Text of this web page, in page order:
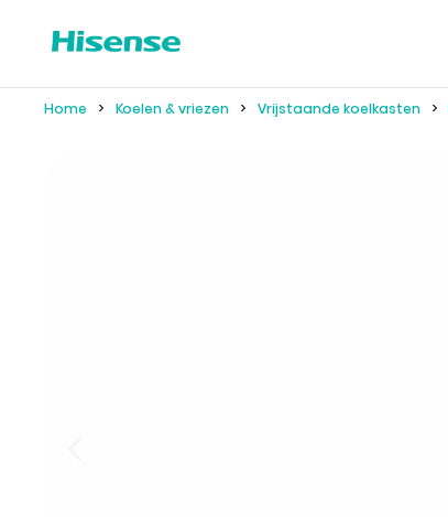
Home Koelen & vriezen Vrijstaande koelkasten